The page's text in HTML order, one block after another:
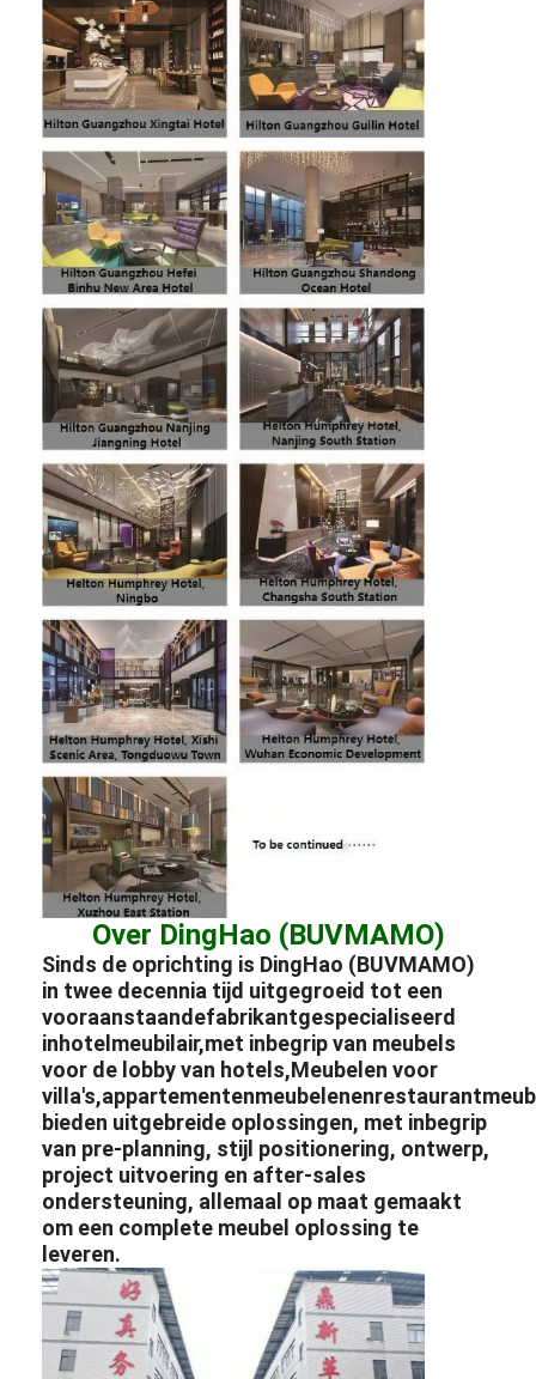
Over DingHao (BUVMAMO)
Sinds de oprichting is DingHao (BUVMAMO)
in twee decennia tijd uitgegroeid tot een
vooraanstaandefabrikantgespecialiseerd
inhotelmeubilair,met inbegrip van meubels
voor de lobby van hotels,Meubelen voor
villa's,appartementenmeubelenen
bieden uitgebreide oplossingen, met inbegrip
van pre-planning, stijl positionering, ontwerp,
project uitvoering en after-sales
ondersteuning, allemaal op maat gemaakt
om een complete meubel oplossing te
leveren.